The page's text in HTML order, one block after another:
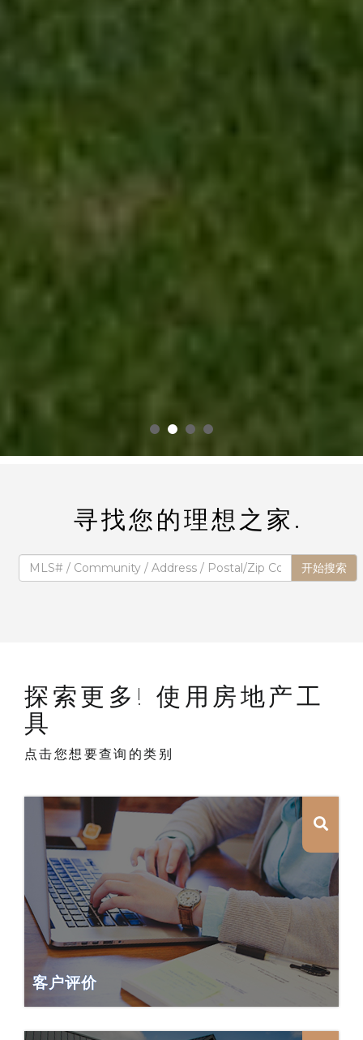
寻找您的理想之家.
开始搜索
探索更多! 使用房地产工
具
点击您想要查询的类别
客户评价